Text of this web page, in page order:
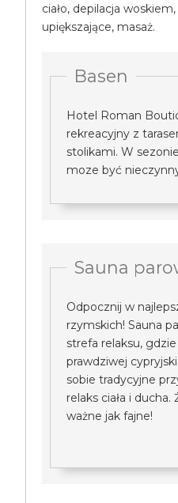
ciało, depilacja
upiększające, masaż.
Basen
Hotel Roman
rekreacyjny z
stolikami. W
moze być
Sauna
Odpocznij w
rzymskich! Sauna
strefa relaksu,
prawdziwej
sobie tradycyjne
relaks ciała i
ważne jak fajne!